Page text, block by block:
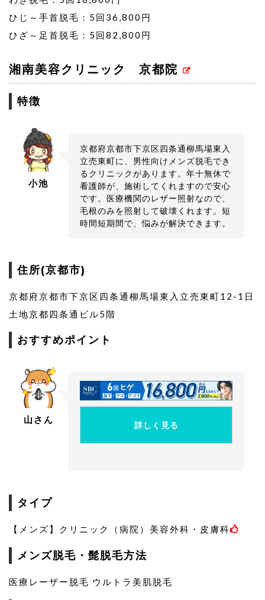
ひじ～手首脱毛：5回36,800円
ひざ～足首脱毛：5回82,800円
湘南美容クリニック 京都院
特徴
小池
京都府京都市下京区四条通柳馬場東入
立売東町に、男性向けメンズ脱毛でき
るクリニックがあります。年十無休で
看護師が、施術してくれますので安心
です。医療機関のレザー照射なので、
毛根のみを照射して破壊くれます。短
時間短期間で、悩みが解決できます。
住所(京都市)
京都府京都市下京区四条通柳馬場東入立売東町12-1日
土地京都四条通ビル5階
おすすめポイント
山さん
詳しく見る
タイプ
【メンズ】クリニック（病院）美容外科・皮膚科
メンズ脱毛・髭脱毛方法
医療レーザー脱毛 ウルトラ美肌脱毛